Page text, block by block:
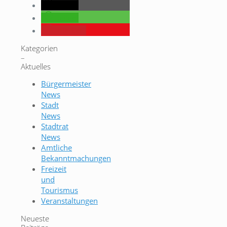
Kategorien
–
Aktuelles
Bürgermeister
News
Stadt
News
Stadtrat
News
Amtliche
Bekanntmachungen
Freizeit
und
Tourismus
Veranstaltungen
Neueste